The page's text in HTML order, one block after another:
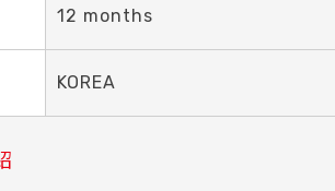
12 months
KOREA